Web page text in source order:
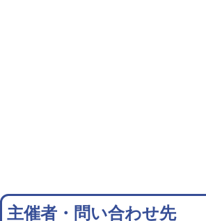
主催者・問い合わせ先